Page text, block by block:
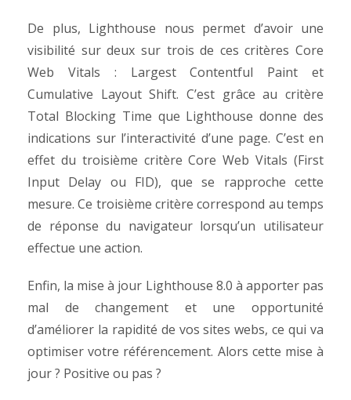
De plus, Lighthouse nous permet d’avoir une
visibilité sur deux sur trois de ces critères Core
Web Vitals : Largest Contentful Paint et
Cumulative Layout Shift. C’est grâce au critère
Total Blocking Time que Lighthouse donne des
indications sur l’interactivité d’une page. C’est en
effet du troisième critèreCore Web Vitals (First
Input Delay ou FID), que se rapproche cette
mesure. Ce troisième critère correspond au temps
de réponse du navigateur lorsqu’un utilisateur
effectue une action.
Enfin, la mise à jour Lighthouse 8.0 à apporter pas
mal de changement et une opportunité
d’améliorer la rapidité de vos sites webs, ce qui va
optimiser votre référencement. Alors cette mise à
jour ? Positive ou pas ?